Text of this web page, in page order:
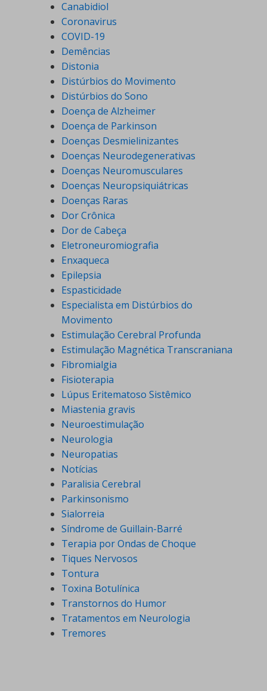
Canabidiol
Coronavirus
COVID-19
Demências
Distonia
Distúrbios do Movimento
Distúrbios do Sono
Doença de Alzheimer
Doença de Parkinson
Doenças Desmielinizantes
Doenças Neurodegenerativas
Doenças Neuromusculares
Doenças Neuropsiquiátricas
Doenças Raras
Dor Crônica
Dor de Cabeça
Eletroneuromiografia
Enxaqueca
Epilepsia
Espasticidade
Especialista em Distúrbios do
Movimento
Estimulação Cerebral Profunda
Estimulação Magnética Transcraniana
Fibromialgia
Fisioterapia
Lúpus Eritematoso Sistêmico
Miastenia gravis
Neuroestimulação
Neurologia
Neuropatias
Notícias
Paralisia Cerebral
Parkinsonismo
Sialorreia
Síndrome de Guillain-Barré
Terapia por Ondas de Choque
Tiques Nervosos
Tontura
Toxina Botulínica
Transtornos do Humor
Tratamentos em Neurologia
Tremores